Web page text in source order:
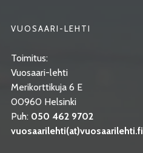
VUOSAARI-LEHTI
Toimitus:
Vuosaari-lehti
Merikorttikuja 6 E
00960 Helsinki
Puh: 050 462 9702
vuosaarilehti(at)vuosaarilehti.fi